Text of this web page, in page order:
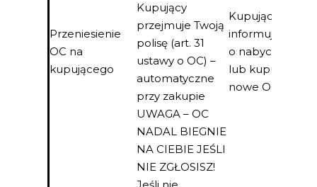
Przeniesienie
OC na
kupującego
Kupujący
przejmuje Twoją
polisę (art. 31
ustawy o OC) –
automatyczne
przy zakupie
Kupujący
informuje TU
o nabyciu
lub kupuje
nowe OC
UWAGA – OC
NADAL BIEGNIE
NA CIEBIE JEŚLI
NIE ZGŁOSISZ!